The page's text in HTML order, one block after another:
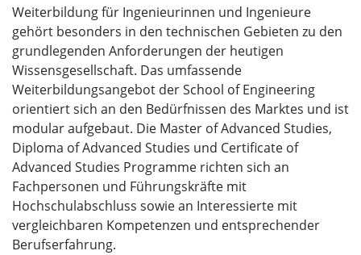
Weiterbildung für Ingenieurinnen und Ingenieure
gehört besonders in den technischen Gebieten zu den
grundlegenden Anforderungen der heutigen
Wissensgesellschaft. Das umfassende
Weiterbildungsangebot der School of Engineering
orientiert sich an den Bedürfnissen des Marktes und ist
modular aufgebaut. Die Master of Advanced Studies,
Diploma of Advanced Studies und Certificate of
Advanced Studies Programme richten sich an
Fachpersonen und Führungskräfte mit
Hochschulabschluss sowie an Interessierte mit
vergleichbaren Kompetenzen und entsprechender
Berufserfahrung.